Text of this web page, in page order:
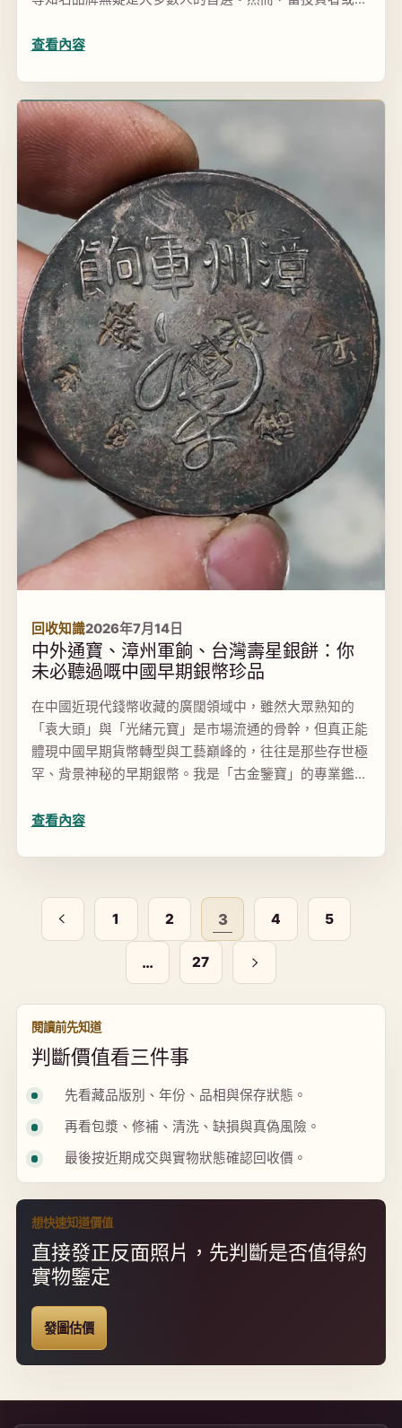
查看內容
回收知識2026年7月14日
中外通寶、漳州軍餉、台灣壽星銀餅：你
未必聽過嘅中國早期銀幣珍品
在中國近現代錢幣收藏的廣闊領域中，雖然大眾熟知的
「袁大頭」與「光緒元寶」是市場流通的骨幹，但真正能
體現中國早期貨幣轉型與工藝巔峰的，往往是那些存世極
罕、背景神秘的早期銀幣。我是「古金鑒寶」的專業鑑定
到藏友在整...
查看內容
1 2 3 4 5
… 27
閱讀前先知道
判斷價值看三件事
先看藏品版別、年份、品相與保存狀態。
再看包漿、修補、清洗、缺損與真偽風險。
最後按近期成交與實物狀態確認回收價。
想快速知道價值
直接發正反面照片，先判斷是否值得約
實物鑒定
發圖估價